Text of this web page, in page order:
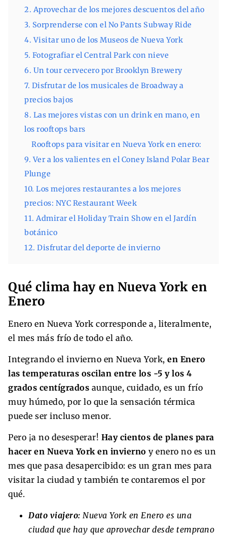
2. Aprovechar de los mejores descuentos del año
3. Sorprenderse con el No Pants Subway Ride
4. Visitar uno de los Museos de Nueva York
5. Fotografiar el Central Park con nieve
6. Un tour cervecero por Brooklyn Brewery
7. Disfrutar de los musicales de Broadway a
precios bajos
8. Las mejores vistas con un drink en mano, en
los rooftops bars
Rooftops para visitar en Nueva York en enero:
9. Ver a los valientes en el Coney Island Polar Bear
Plunge
10. Los mejores restaurantes a los mejores
precios: NYC Restaurant Week
11. Admirar el Holiday Train Show en el Jardín
botánico
12. Disfrutar del deporte de invierno
Qué clima hay en Nueva York en
Enero
Enero en Nueva York corresponde a, literalmente,
el mes más frío de todo el año.
Integrando el invierno en Nueva York, en Enero
las temperaturas oscilan entre los -5 y los 4
grados centígrados aunque, cuidado, es un frío
muy húmedo, por lo que la sensación térmica
puede ser incluso menor.
Pero ¡a no desesperar! Hay cientos de planes para
hacer en Nueva York en invierno y enero no es un
mes que pasa desapercibido: es un gran mes para
visitar la ciudad y también te contaremos el por
qué.
Dato viajero: Nueva York en Enero es una
ciudad que hay que aprovechar desde temprano